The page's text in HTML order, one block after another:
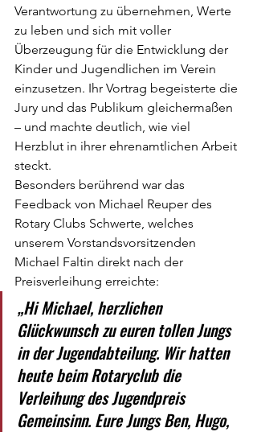
Verantwortung zu übernehmen, Werte
zu leben und sich mit voller
Überzeugung für die Entwicklung der
Kinder und Jugendlichen im Verein
einzusetzen. Ihr Vortrag begeisterte die
Jury und das Publikum gleichermaßen
– und machte deutlich, wie viel
Herzblut in ihrer ehrenamtlichen Arbeit
steckt.
Besonders berührend war das
Feedback von Michael Reuper des
Rotary Clubs Schwerte, welches
unserem Vorstandsvorsitzenden
Michael Faltin direkt nach der
Preisverleihung erreichte:
„Hi Michael, herzlichen
Glückwunsch zu euren tollen Jungs
in der Jugendabteilung. Wir hatten
heute beim Rotaryclub die
Verleihung des Jugendpreis
Gemeinsinn. Eure Jungs Ben, Hugo,